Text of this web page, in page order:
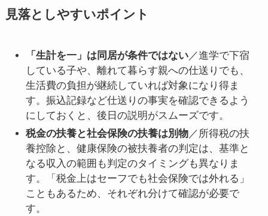
見落としやすいポイント
「生計を一」は同居が条件ではない／進学で下宿
している子や、離れて暮らす親への仕送りでも、
生活費の負担が継続していれば対象になり得ま
す。振込記録など仕送りの事実を確認できるよう
にしておくと、後日の説明がスムーズです。
税金の扶養と社会保険の扶養は別物 ／所得税の扶
養控除と、健康保険の被扶養者の判定は、基準と
なる収入の範囲も判定のタイミングも異なりま
す。「税金上はセーフでも社会保険では外れる」
こともあるため、それぞれ分けて確認が必要で
す。